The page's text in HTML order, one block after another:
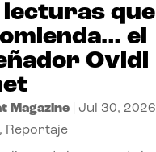
lecturas que
el
Ovidi
Magazine| Jul 30, 2026
, Reportaje